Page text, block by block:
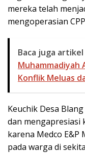
mereka telah
mengoperasian
Baca juga
Muhammadiyah
Konflik Meluas
Keuchik Desa
dan mengapresiasi
karena Medco
pada warga di